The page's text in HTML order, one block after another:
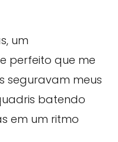
um
perfeito que me
seguravam meus
batendo
em um ritmo